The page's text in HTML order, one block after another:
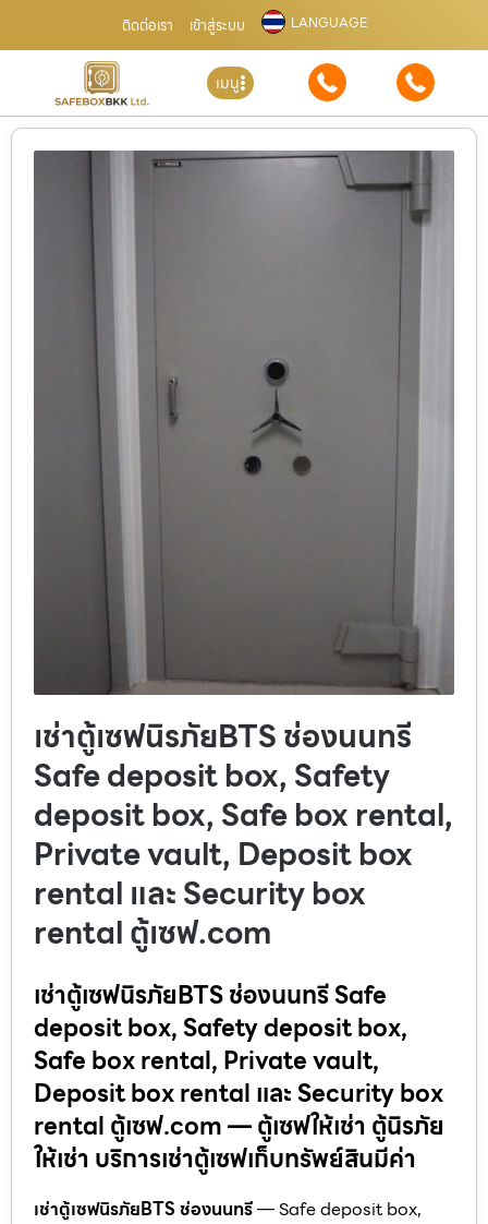
ติดต่อเรา เข้าสู่ระบบ LANGUAGE
เมนู
เช่าตู้เซฟนิรภัยBTS ช่องนนทรี
Safe deposit box, Safety
deposit box, Safe box rental,
Private vault, Deposit box
rental และ Security box
rental ตู้เซฟ.com
เช่าตู้เซฟนิรภัยBTS ช่องนนทรี Safe
deposit box, Safety deposit box,
Safe box rental, Private vault,
Deposit box rental และ Security box
rental ตู้เซฟ.com — ตู้เซฟให้เช่า ตู้นิรภัย
ให้เช่า บริการเช่าตู้เซฟเก็บทรัพย์สินมีค่า
เช่าตู้เซฟนิรภัยBTS ช่องนนทรี— Safe deposit box,